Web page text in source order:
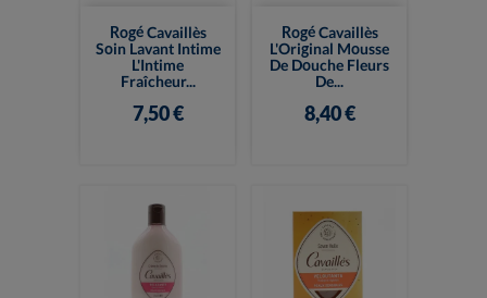
Rogé Cavaillès
Soin Lavant Intime
L'Intime
Fraîcheur...
7,50 €
Rogé Cavaillès
L'Original Mousse
De Douche Fleurs
De...
8,40 €